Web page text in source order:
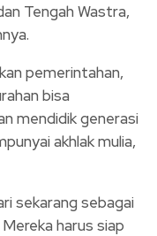
Tengah Wastra,
pemerintahan,
bisa
mendidik generasi
akhlak mulia,
sekarang sebagai
harus siap